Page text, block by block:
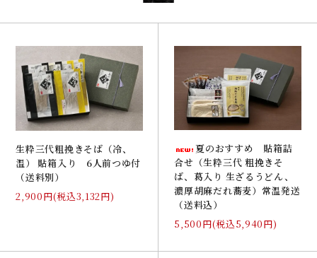
生粋三代粗挽きそば（冷、
温） 貼箱入り 6人前つゆ付
（送料別）
2,900円(税込3,132円)
夏のおすすめ 貼箱詰
合せ（生粋三代 粗挽きそ
ば、葛入り 生ざるうどん、
濃厚胡麻だれ蕎麦）常温発送
（送料込）
5,500円(税込5,940円)